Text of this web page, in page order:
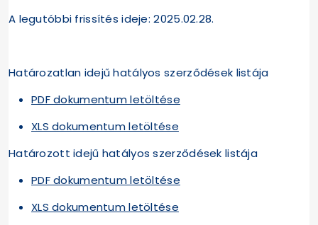
A legutóbbi frissítés ideje: 2025.02.28.
Határozatlan idejű hatályos szerződések listája
PDF dokumentum letöltése
XLS dokumentum letöltése
Határozott idejű hatályos szerződések listája
PDF dokumentum letöltése
XLS dokumentum letöltése